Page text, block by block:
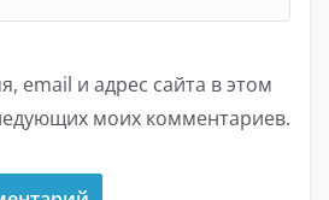
email и адрес сайта в этом
моих комментариев.